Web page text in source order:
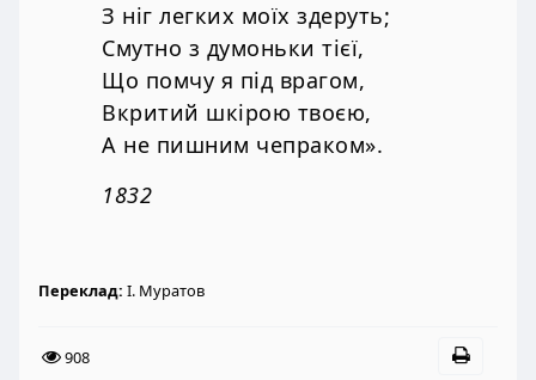
З ніг легких моїх здеруть;
Смутно з думоньки тієї,
Що помчу я під врагом,
Вкритий шкірою твоєю,
А не пишним чепраком».
1832
Переклад: І. Муратов
908